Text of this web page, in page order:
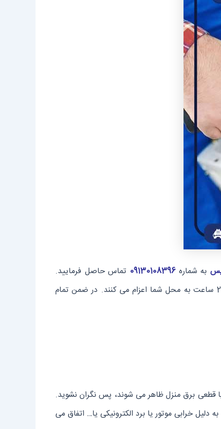
به شماره09130108396 تماس حاصل فرمایید.
کارشناسان ما به صورت 24 ساعته آماده ی پاسخگویی به شما هستند و در صورت لزوم تکنسین های خود را در کمتر از 24 ساعت به محل شما اعزام می کنند. در ضمن تمام
قطعی برق منزل ظاهر می شوند، پس نگران نشوید.
دلیل خرابی موتور یا برد الکترونیکی یا… اتفاق می